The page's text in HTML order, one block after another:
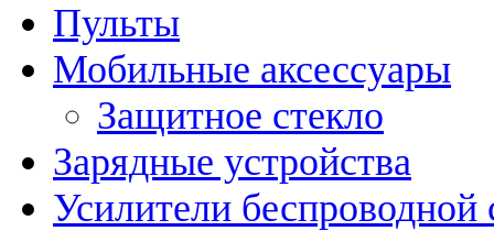
Пульты
Мобильные аксессуары
Защитное стекло
Зарядные устройства
Усилители беспроводной